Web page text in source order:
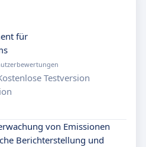
für
Testversion
von Emissionen
Berichterstellung und